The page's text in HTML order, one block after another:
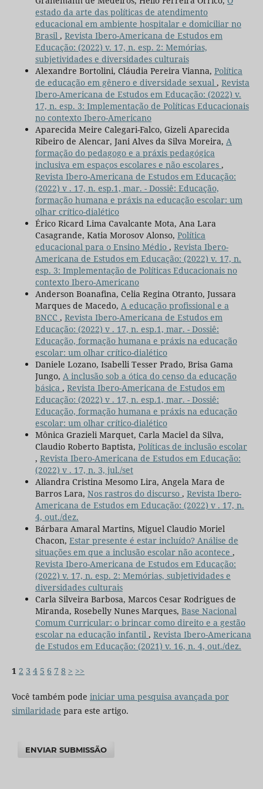
estado da arte das políticas de atendimento
educacional em ambiente hospitalar e domiciliar no
Brasil , Revista Ibero-Americana de Estudos em
Educação: (2022) v. 17, n. esp. 2: Memórias,
subjetividades e diversidades culturais
Alexandre Bortolini, Cláudia Pereira Vianna, Política
de educação em gênero e diversidade sexual , Revista
Ibero-Americana de Estudos em Educação: (2022) v.
17, n. esp. 3: Implementação de Políticas Educacionais
no contexto Ibero-Americano
Aparecida Meire Calegari-Falco, Gizeli Aparecida
Ribeiro de Alencar, Jani Alves da Silva Moreira, A
formação do pedagogo e a práxis pedagógica
inclusiva em espaços escolares e não escolares ,
Revista Ibero-Americana de Estudos em Educação:
(2022) v . 17, n. esp.1, mar. - Dossiê: Educação,
formação humana e práxis na educação escolar: um
olhar crítico-dialético
Érico Ricard Lima Cavalcante Mota, Ana Lara
Casagrande, Katia Morosov Alonso, Política
educacional para o Ensino Médio , Revista Ibero-
Americana de Estudos em Educação: (2022) v. 17, n.
esp. 3: Implementação de Políticas Educacionais no
contexto Ibero-Americano
Anderson Boanafina, Celia Regina Otranto, Jussara
Marques de Macedo, A educação profissional e a
BNCC , Revista Ibero-Americana de Estudos em
Educação: (2022) v . 17, n. esp.1, mar. - Dossiê:
Educação, formação humana e práxis na educação
escolar: um olhar crítico-dialético
Daniele Lozano, Isabelli Tesser Prado, Brisa Gama
Jungo, A inclusão sob a ótica do censo da educação
básica , Revista Ibero-Americana de Estudos em
Educação: (2022) v . 17, n. esp.1, mar. - Dossiê:
Educação, formação humana e práxis na educação
escolar: um olhar crítico-dialético
Mônica Grazieli Marquet, Carla Maciel da Silva,
Claudio Roberto Baptista, Políticas de inclusão escolar
, Revista Ibero-Americana de Estudos em Educação:
(2022) v . 17, n. 3, jul./set
Aliandra Cristina Mesomo Lira, Angela Mara de
Barros Lara, Nos rastros do discurso , Revista Ibero-
Americana de Estudos em Educação: (2022) v . 17, n.
4, out./dez.
Bárbara Amaral Martins, Miguel Claudio Moriel
Chacon, Estar presente é estar incluído? Análise de
situações em que a inclusão escolar não acontece ,
Revista Ibero-Americana de Estudos em Educação:
(2022) v. 17, n. esp. 2: Memórias, subjetividades e
diversidades culturais
Carla Silveira Barbosa, Marcos Cesar Rodrigues de
Miranda, Rosebelly Nunes Marques, Base Nacional
Comum Curricular: o brincar como direito e a gestão
escolar na educação infantil , Revista Ibero-Americana
de Estudos em Educação: (2021) v. 16, n. 4, out./dez.
1 2 3 4 5 6 7 8 > >>
Você também pode iniciar uma pesquisa avançada por
similaridade para este artigo.
ENVIAR SUBMISSÃO